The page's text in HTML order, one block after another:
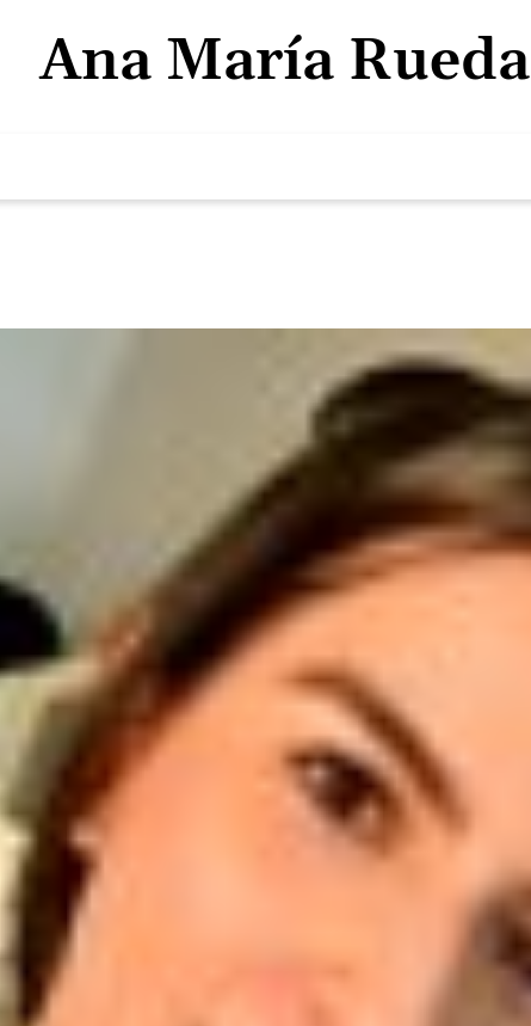
Ana María Rueda